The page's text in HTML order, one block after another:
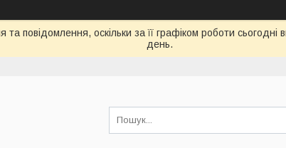
повідомлення, оскільки за її графіком роботи
день.